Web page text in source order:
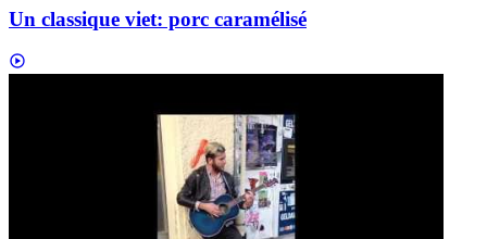
Un classique viet: porc caramélisé